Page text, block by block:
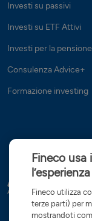
Investi su passivi
Investi su ETF Attivi
Investi per la pensione
Consulenza Advice+
Formazione investing
Fineco usa
Fineco utilizza
terze parti) per
mostrandoti